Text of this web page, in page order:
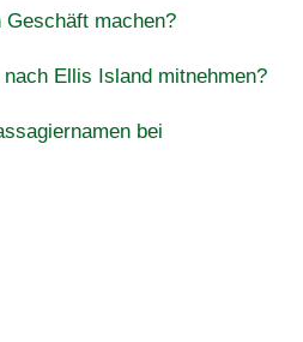
machen?
Ellis Island mitnehmen?
bei